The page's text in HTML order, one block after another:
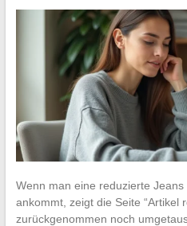
Wenn man eine reduzierte
ankommt, zeigt die Seite “Artikel
zurückgenommen noch